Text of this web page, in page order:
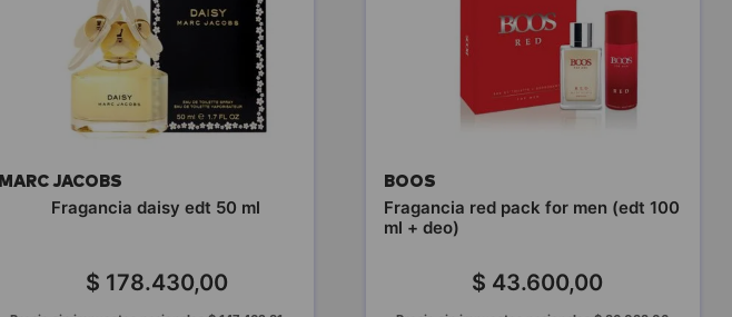
MARC JACOBS
Fragancia daisy edt 50 ml
$ 178.430,00
BOOS
Fragancia red pack for men (edt 100
ml + deo)
$ 43.600,00